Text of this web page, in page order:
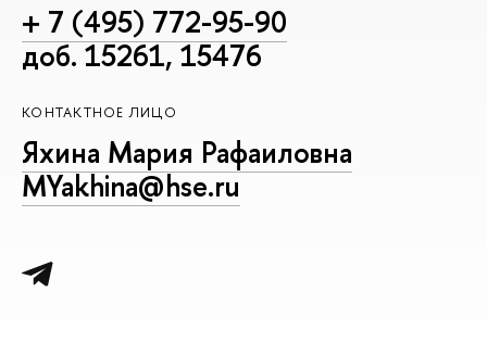
+ 7 (495) 772-95-90
доб. 15261, 15476
КОНТАКТНОЕ ЛИЦО
Яхина Мария Рафаиловна
MYakhina@hse.ru